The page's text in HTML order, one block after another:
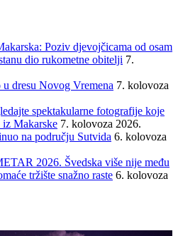
Poziv djevojčicama od osam
dio rukometne obitelji 7.
dresu Novog Vremena 7. kolovoza
spektakularne fotografije koje
Makarske 7. kolovoza 2026.
na području Sutvida 6. kolovoza
2026. Švedska više nije među
tržište snažno raste 6. kolovoza